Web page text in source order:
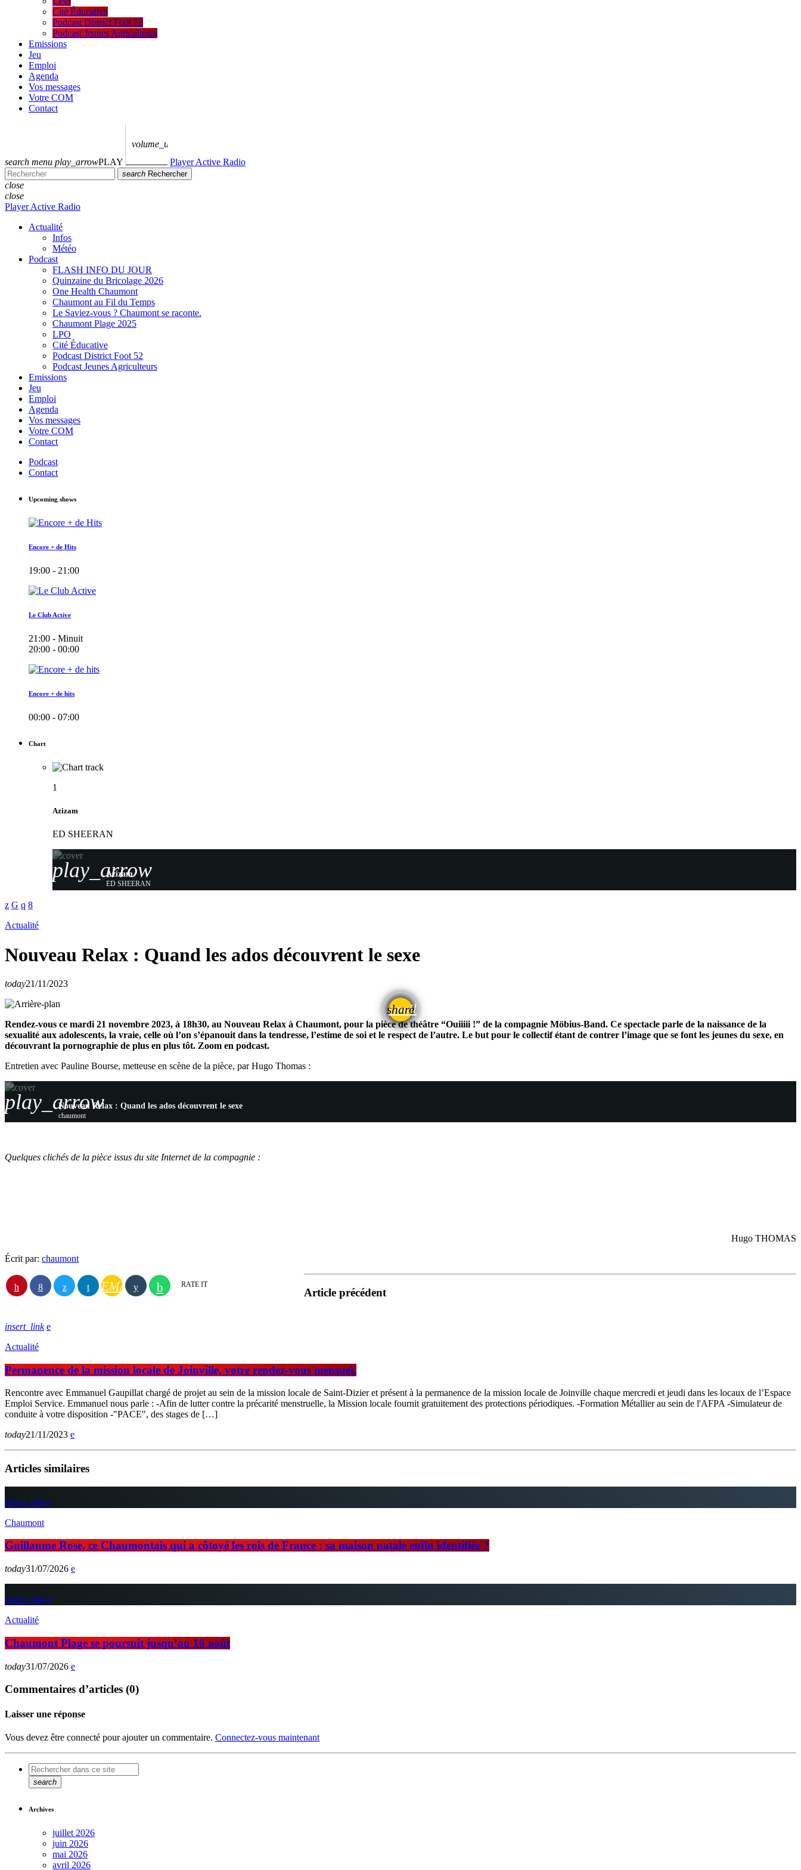
Cité Éducative
Podcast District Foot 52
Podcast Jeunes Agriculteurs
Emissions
Jeu
Emploi
Agenda
Vos messages
Votre COM
Contact
search menu play_arrowPLAY
volume_up
Player Active Radio
search Rechercher
close
close
Player Active Radio
Actualité
Infos
Météo
Podcast
FLASH INFO DU JOUR
Quinzaine du Bricolage 2026
One Health Chaumont
Chaumont au Fil du Temps
Le Saviez-vous ? Chaumont se raconte.
Chaumont Plage 2025
LPO
Cité Éducative
Podcast District Foot 52
Podcast Jeunes Agriculteurs
Emissions
Jeu
Emploi
Agenda
Vos messages
Votre COM
Contact
Podcast
Contact
Upcoming shows
Encore + de Hits
19:00 - 21:00
Le Club Active
21:00 - Minuit
20:00 - 00:00
Encore + de hits
00:00 - 07:00
Chart
1
Azizam
ED SHEERAN
play_arrow
Azizam
ED SHEERAN
Actualité
Nouveau Relax : Quand les ados découvrent le sexe
today21/11/2023
share
email
Rendez-vous ce mardi 21 novembre 2023, à 18h30, au Nouveau Relax à Chaumont, pour la pièce de théâtre “Ouiiiii !” de la compagnie Möbius-Band. Ce spectacle parle de la naissance de la
sexualité aux adolescents, la vraie, celle où l’on s’épanouit dans la tendresse, l’estime de soi et le respect de l’autre. Le but pour le collectif étant de contrer l’image que se font les jeunes du sexe, en
découvrant la pornographie de plus en plus tôt. Zoom en podcast.
Entretien avec Pauline Bourse, metteuse en scène de la pièce, par Hugo Thomas :
play_arrowNouveau Relax : Quand les ados découvrent le sexe
chaumont
Quelques clichés de la pièce issus du site Internet de la compagnie :
Hugo THOMAS
Écrit par: chaumont
EMAIL RATE IT
Article précédent
insert_link
Actualité
Permanence de la mission locale de Joinville, votre rendez-vous mensuel.
Rencontre avec Emmanuel Gaupillat chargé de projet au sein de la mission locale de Saint-Dizier et présent à la permanence de la mission locale de Joinville chaque mercredi et jeudi dans les locaux de l’Espace
Emploi Service. Emmanuel nous parle : -Afin de lutter contre la précarité menstruelle, la Mission locale fournit gratuitement des protections périodiques. -Formation Métallier au sein de l'AFPA -Simulateur de
conduite à votre disposition -"PACE", des stages de […]
today21/11/2023
Articles similaires
insert_link
Chaumont
Guillaume Rose, ce Chaumontais qui a côtoyé les rois de France : sa maison natale enfin identifiée ?
today31/07/2026
insert_link
Actualité
Chaumont Plage se poursuit jusqu’au 16 août
today31/07/2026
Commentaires d’articles (0)
Laisser une réponse
Vous devez être connecté pour ajouter un commentaire. Connectez-vous maintenant
search
Archives
juillet 2026
juin 2026
mai 2026
avril 2026